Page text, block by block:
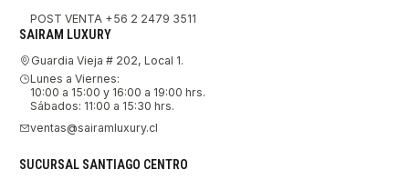
POST VENTA +56 2 2479 3511
SAIRAM LUXURY
Guardia Vieja # 202, Local 1.
Lunes a Viernes:
10:00 a 15:00 y 16:00 a 19:00 hrs.
Sábados: 11:00 a 15:30 hrs.
ventas@sairamluxury.cl
SUCURSAL SANTIAGO CENTRO